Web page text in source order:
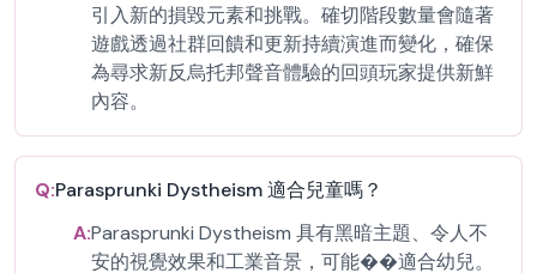
引入新的損毀元素和挑戰。確切階段數量會隨著
遊戲透過社群回饋和更新持續演進而變化，確保
為尋求新反烏托邦聲音體驗的回頭玩家提供新鮮
內容。
Q:Parasprunki Dystheism 適合兒童嗎？
A:Parasprunki Dystheism 具有黑暗主題、令人不
安的視覺效果和工業音景，可能��適合幼兒。